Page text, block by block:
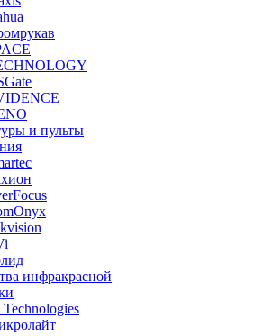
и пульты
инфракрасной